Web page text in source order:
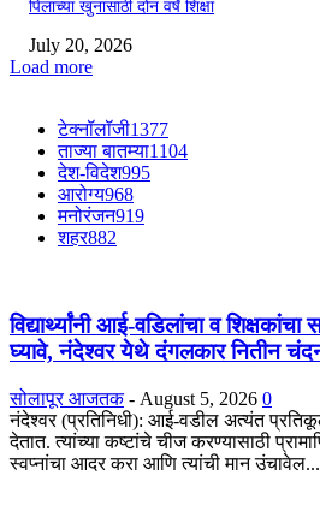
पिलाच्या खुनासाठी दोन वर्षे शिक्षा
July 20, 2026
Load more
टेक्नॉलॉजी1377
ताज्या बातम्या1104
देश-विदेश995
आरोग्य968
मनोरंजन919
शहर882
विद्यार्थ्यांनी आई-वडिलांचा व
घ्यावे, नंदेश्वर येथे दंगलकार नितीन
सोलापूर आजतक - August 5, 2026 0
नंदेश्वर (प्रतिनिधी): आई-वडील अत्यंत
देतात. त्यांच्या कष्टांचे चीज करण्यासाठी
स्वप्नांचा आदर करा आणि त्यांची मान उंचावेल...